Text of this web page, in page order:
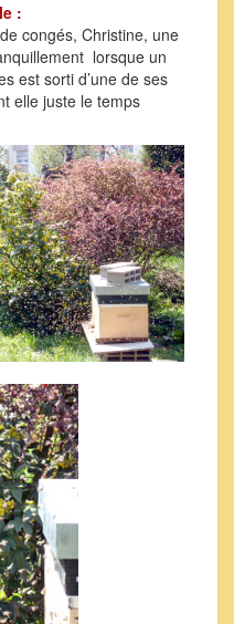
:
congés, Christine, une
lorsque un
est sorti d’une de ses
elle juste le temps